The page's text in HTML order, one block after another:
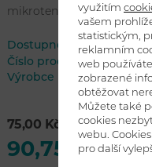
mikrotenový sáček 20mi
Dostupnost:skladem
Číslo produktuW20B
Výrobce
75,00 Kč bez DPH
90,75 Kč s
využitím
vašem
statistickým,
reklamním
web
zobrazené
obtěžovat
Můžete také
cookies
webu.
pro další